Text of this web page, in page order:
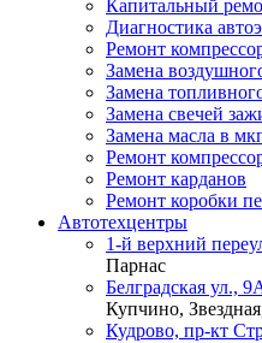
Капитальный
Диагностика
Ремонт
Замена
Замена
Замена свечей
Замена масла в
Ремонт
Ремонт карданов
Ремонт коробки
Автотехцентры
1-й верхний
Парнас
Белградская ул.,
Купчино,
Кудрово, пр-кт